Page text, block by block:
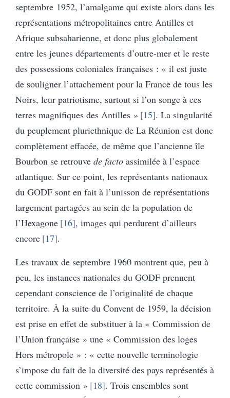
septembre 1952, l’amalgame qui existe alors dans les
représentations métropolitaines entre Antilles et
Afrique subsaharienne, et donc plus globalement
entre les jeunes départements d’outre-mer et le reste
des possessions coloniales françaises : « il est juste
de souligner l’attachement pour la France de tous les
Noirs, leur patriotisme, surtout si l’on songe à ces
terres magnifiques des Antilles » 15 . La singularité
du peuplement pluriethnique de La Réunion est donc
complètement effacée, de même que l’ancienne île
Bourbon se retrouve de facto assimilée à l’espace
atlantique. Sur ce point, les représentants nationaux
du GODF sont en fait à l’unisson de représentations
largement partagées au sein de la population de
l’Hexagone 16 , images qui perdurent d’ailleurs
encore 17 .
Les travaux de septembre 1960 montrent que, peu à
peu, les instances nationales du GODF prennent
cependant conscience de l’originalité de chaque
territoire. À la suite du Convent de 1959, la décision
est prise en effet de substituer à la « Commission de
l’Union française » une « Commission des loges
Hors métropole » : « cette nouvelle terminologie
s’impose du fait de la diversité des pays représentés à
cette commission » 18 . Trois ensembles sont